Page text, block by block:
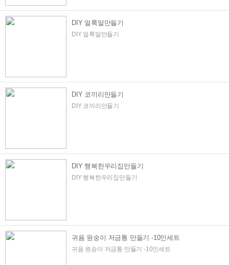
DIY 얼룩말만들기
DIY 얼룩말만들기
DIY 코끼리만들기
DIY 코끼리만들기
DIY 행복한우리집만들기
DIY 행복한우리집만들기
귀욤 원숭이 저금통 만들기 -10인세트
귀욤 원숭이 저금통 만들기 -10인세트